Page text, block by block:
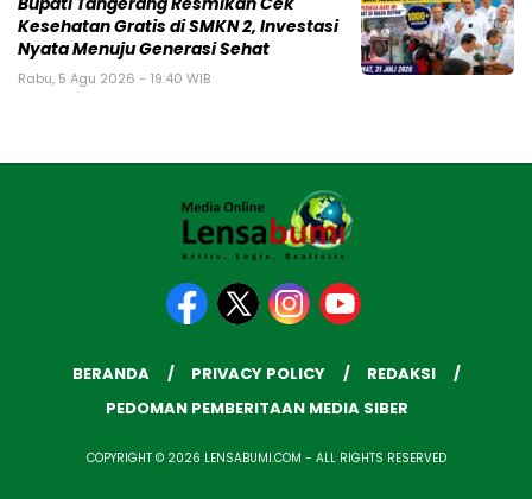
Kesehatan Gratis di SMKN 2, Investasi
Nyata Menuju Generasi Sehat
Rabu, 5 Agu 2026 - 19:40 WIB
BERANDA PRIVACY POLICY
REDAKSI
PEDOMAN PEMBERITAAN MEDIA SIBER
COPYRIGHT © 2026 LENSABUMI.COM - ALL RIGHTS RESERVED